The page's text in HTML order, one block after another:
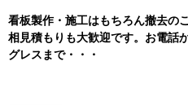
看板製作・施工はもちろん撤去の
相見積もりも大歓迎です。お電話
グレスまで・・・